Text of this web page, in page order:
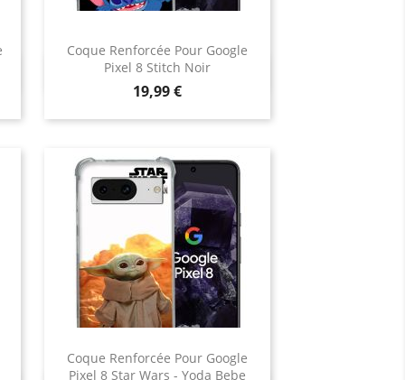
Coque Renforcée Pour Google
Pixel 8 Stitch Noir
Prix
19,99 €
Aperçu rapide
Coque Renforcée Pour Google
Pixel 8 Star Wars - Yoda Bebe